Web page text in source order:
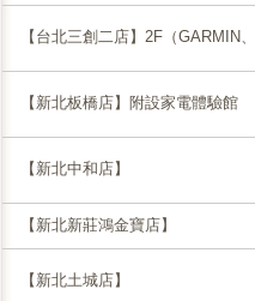
【台北三創二店】2F（GARMIN
【新北板橋店】附設家電體驗館
【新北中和店】
【新北新莊鴻金寶店】
【新北土城店】